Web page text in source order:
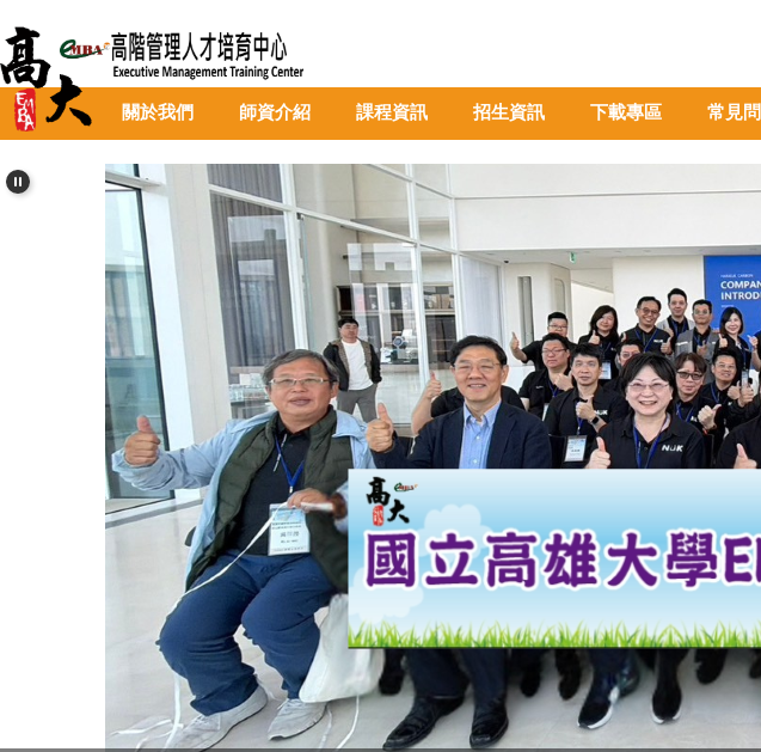
到
主
要
內
區
關於我們 師資介紹 課程資訊 招生資訊 下載專區 常見